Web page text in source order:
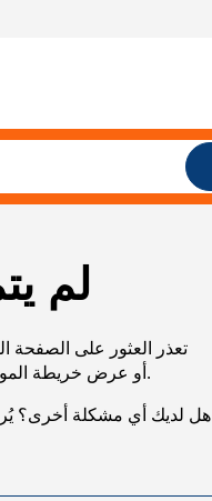
لم
تعذر العثور على الصفحة
URL، أو عرض خريطة الموقع الخاصة بنا لمساعدتك في العثور على ما تريد.
هل لديك أي مشكلة أخرى؟